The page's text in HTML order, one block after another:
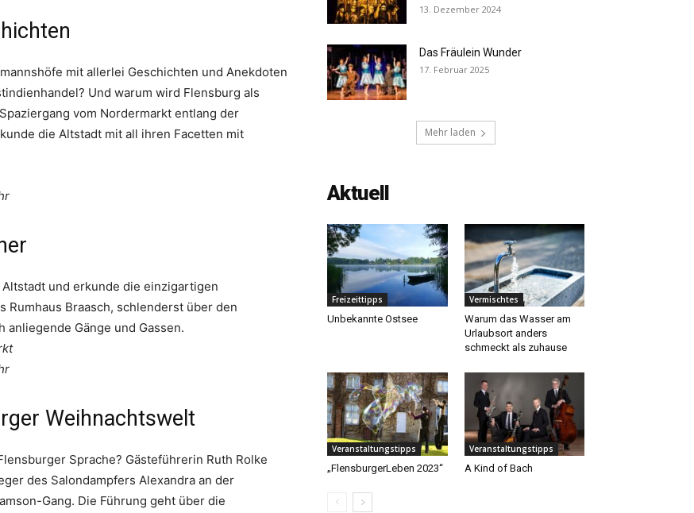
mit allerlei Geschichten und Anekdoten
Und warum wird Flensburg als
vom Nordermarkt entlang der
die Altstadt mit all ihren Facetten mit
und erkunde die einzigartigen
Rumhaus Braasch, schlenderst über den
Gänge und Gassen.
Weihnachtswelt
Sprache? Gästeführerin Ruth Rolke
des Salondampfers Alexandra an der
Gang. Die Führung geht über die
13. Dezember 2024
Das Fräulein Wunder
17. Februar 2025
Mehr laden
Aktuell
Freizeittipps
Unbekannte Ostsee
Vermischtes
Warum das Wasser am
Urlaubsort anders
schmeckt als zuhause
Veranstaltungstipps
„FlensburgerLeben 2023“
Veranstaltungstipps
A Kind of Bach